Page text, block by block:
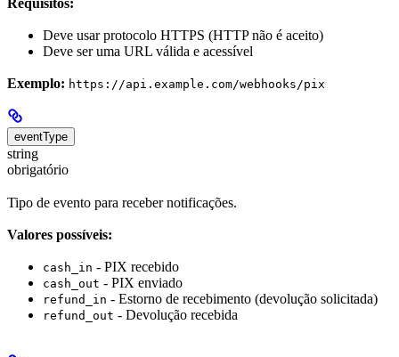
Requisitos:
Deve usar protocolo HTTPS (HTTP não é aceito)
Deve ser uma URL válida e acessível
Exemplo: https://api.example.com/webhooks/pix
eventType
string
obrigatório
Tipo de evento para receber notificações.
Valores possíveis:
cash_in - PIX recebido
cash_out - PIX enviado
refund_in - Estorno de recebimento (devolução solicitada)
refund_out - Devolução recebida